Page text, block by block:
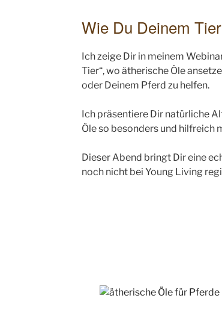
Wie Du Deinem
Ich zeige Dir in meinem
Tier“, wo ätherische Öle
oder Deinem Pferd zu helfen.
Ich präsentiere Dir natürliche
Öle so besonders und hilfreich
Dieser Abend bringt Dir eine
noch nicht bei Young Living